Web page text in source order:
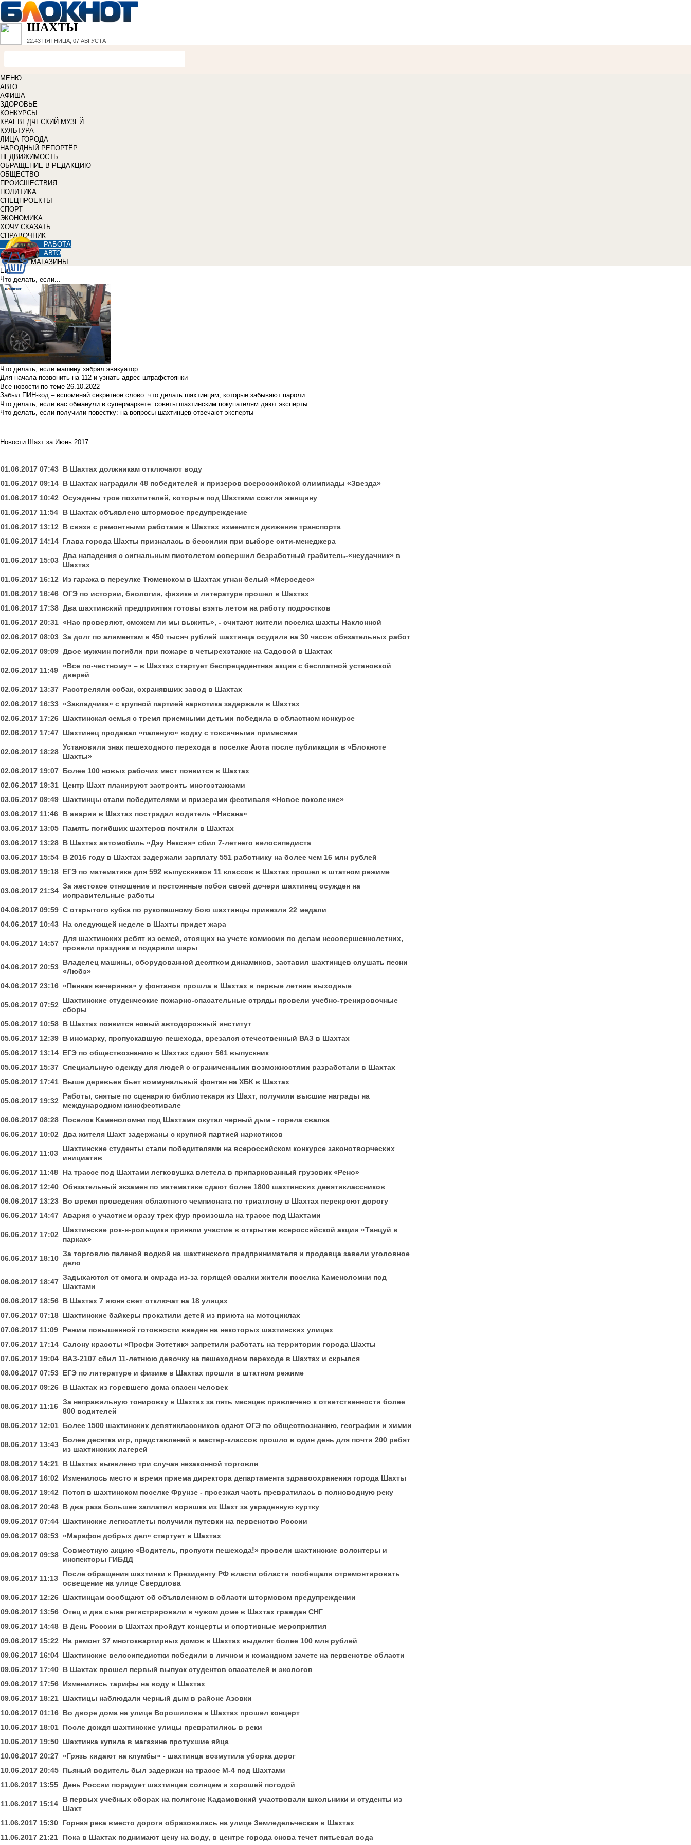
ШАХТЫ
22:43 ПЯТНИЦА, 07 АВГУСТА
МЕНЮ
АВТО
АФИША
ЗДОРОВЬЕ
КОНКУРСЫ
КРАЕВЕДЧЕСКИЙ МУЗЕЙ
КУЛЬТУРА
ЛИЦА ГОРОДА
НАРОДНЫЙ РЕПОРТЁР
НЕДВИЖИМОСТЬ
ОБРАЩЕНИЕ В РЕДАКЦИЮ
ОБЩЕСТВО
ПРОИСШЕСТВИЯ
ПОЛИТИКА
СПЕЦПРОЕКТЫ
СПОРТ
ЭКОНОМИКА
ХОЧУ СКАЗАТЬ
СПРАВОЧНИК
РАБОТА
АВТО
МАГАЗИНЫ
Еще
Что делать, если...
Что делать, если машину забрал эвакуатор
Для начала позвонить на 112 и узнать адрес штрафстоянки
Все новости по теме 26.10.2022
Забыл ПИН-код – вспоминай секретное слово: что делать шахтинцам, которые забывают пароли
Что делать, если вас обманули в супермаркете: советы шахтинским покупателям дают эксперты
Что делать, если получили повестку: на вопросы шахтинцев отвечают эксперты
Новости Шахт за Июнь 2017
01.06.2017 07:43 В Шахтах должникам отключают воду
01.06.2017 09:14 В Шахтах наградили 48 победителей и призеров всероссийской олимпиады «Звезда»
01.06.2017 10:42 Осуждены трое похитителей, которые под Шахтами сожгли женщину
01.06.2017 11:54
В Шахтах объявлено штормовое предупреждение
01.06.2017 13:12 В связи с ремонтными работами в Шахтах изменится движение транспорта
01.06.2017 14:14 Глава города Шахты призналась в бессилии при выборе сити-менеджера
01.06.2017 15:03
Два нападения с сигнальным пистолетом совершил безработный грабитель-«неудачник» в
Шахтах
01.06.2017 16:12 Из гаража в переулке Тюменском в Шахтах угнан белый «Мерседес»
01.06.2017 16:46 ОГЭ по истории, биологии, физике и литературе прошел в Шахтах
01.06.2017 17:38 Два шахтинский предприятия готовы взять летом на работу подростков
01.06.2017 20:31 «Нас проверяют, сможем ли мы выжить», - считают жители поселка шахты Наклонной
02.06.2017 08:03 За долг по алиментам в 450 тысяч рублей шахтинца осудили на 30 часов обязательных работ
02.06.2017 09:09 Двое мужчин погибли при пожаре в четырехэтажке на Садовой в Шахтах
02.06.2017 11:49
«Все по-честному» – в Шахтах стартует беспрецедентная акция с бесплатной установкой
дверей
02.06.2017 13:37 Расстреляли собак, охранявших завод в Шахтах
02.06.2017 16:33 «Закладчика» с крупной партией наркотика задержали в Шахтах
02.06.2017 17:26 Шахтинская семья с тремя приемными детьми победила в областном конкурсе
02.06.2017 17:47 Шахтинец продавал «паленую» водку с токсичными примесями
02.06.2017 18:28
Установили знак пешеходного перехода в поселке Аюта после публикации в «Блокноте
Шахты»
02.06.2017 19:07 Более 100 новых рабочих мест появится в Шахтах
02.06.2017 19:31 Центр Шахт планируют застроить многоэтажками
03.06.2017 09:49 Шахтинцы стали победителями и призерами фестиваля «Новое поколение»
03.06.2017 11:46
В аварии в Шахтах пострадал водитель «Нисана»
03.06.2017 13:05 Память погибших шахтеров почтили в Шахтах
03.06.2017 13:28 В Шахтах автомобиль «Дэу Нексия» сбил 7-летнего велосипедиста
03.06.2017 15:54 В 2016 году в Шахтах задержали зарплату 551 работнику на более чем 16 млн рублей
03.06.2017 19:18 ЕГЭ по математике для 592 выпускников 11 классов в Шахтах прошел в штатном режиме
03.06.2017 21:34
За жестокое отношение и постоянные побои своей дочери шахтинец осужден на
исправительные работы
04.06.2017 09:59 С открытого кубка по рукопашному бою шахтинцы привезли 22 медали
04.06.2017 10:43 На следующей неделе в Шахты придет жара
04.06.2017 14:57
Для шахтинских ребят из семей, стоящих на учете комиссии по делам несовершеннолетних,
провели праздник и подарили шары
04.06.2017 20:53
Владелец машины, оборудованной десятком динамиков, заставил шахтинцев слушать песни
«Любэ»
04.06.2017 23:16 «Пенная вечеринка» у фонтанов прошла в Шахтах в первые летние выходные
05.06.2017 07:52
Шахтинские студенческие пожарно-спасательные отряды провели учебно-тренировочные
сборы
05.06.2017 10:58 В Шахтах появится новый автодорожный институт
05.06.2017 12:39 В иномарку, пропускавшую пешехода, врезался отечественный ВАЗ в Шахтах
05.06.2017 13:14 ЕГЭ по обществознанию в Шахтах сдают 561 выпускник
05.06.2017 15:37 Специальную одежду для людей с ограниченными возможностями разработали в Шахтах
05.06.2017 17:41 Выше деревьев бьет коммунальный фонтан на ХБК в Шахтах
05.06.2017 19:32
Работы, снятые по сценарию библиотекаря из Шахт, получили высшие награды на
международном кинофестивале
06.06.2017 08:28 Поселок Каменоломни под Шахтами окутал черный дым - горела свалка
06.06.2017 10:02 Два жителя Шахт задержаны с крупной партией наркотиков
06.06.2017 11:03
Шахтинские студенты стали победителями на всероссийском конкурсе законотворческих
инициатив
06.06.2017 11:48
На трассе под Шахтами легковушка влетела в припаркованный грузовик «Рено»
06.06.2017 12:40 Обязательный экзамен по математике сдают более 1800 шахтинских девятиклассников
06.06.2017 13:23 Во время проведения областного чемпионата по триатлону в Шахтах перекроют дорогу
06.06.2017 14:47 Авария с участием сразу трех фур произошла на трассе под Шахтами
06.06.2017 17:02
Шахтинские рок-н-рольщики приняли участие в открытии всероссийской акции «Танцуй в
парках»
06.06.2017 18:10
За торговлю паленой водкой на шахтинского предпринимателя и продавца завели уголовное
дело
06.06.2017 18:47
Задыхаются от смога и смрада из-за горящей свалки жители поселка Каменоломни под
Шахтами
06.06.2017 18:56 В Шахтах 7 июня свет отключат на 18 улицах
07.06.2017 07:18 Шахтинские байкеры прокатили детей из приюта на мотоциклах
07.06.2017 11:09
Режим повышенной готовности введен на некоторых шахтинских улицах
07.06.2017 17:14 Салону красоты «Профи Эстетик» запретили работать на территории города Шахты
07.06.2017 19:04 ВАЗ-2107 сбил 11-летнюю девочку на пешеходном переходе в Шахтах и скрылся
08.06.2017 07:53 ЕГЭ по литературе и физике в Шахтах прошли в штатном режиме
08.06.2017 09:26 В Шахтах из горевшего дома спасен человек
08.06.2017 11:16
За неправильную тонировку в Шахтах за пять месяцев привлечено к ответственности более
800 водителей
08.06.2017 12:01 Более 1500 шахтинских девятиклассников сдают ОГЭ по обществознанию, географии и химии
08.06.2017 13:43
Более десятка игр, представлений и мастер-классов прошло в один день для почти 200 ребят
из шахтинских лагерей
08.06.2017 14:21 В Шахтах выявлено три случая незаконной торговли
08.06.2017 16:02 Изменилось место и время приема директора департамента здравоохранения города Шахты
08.06.2017 19:42 Потоп в шахтинском поселке Фрунзе - проезжая часть превратилась в полноводную реку
08.06.2017 20:48 В два раза большее заплатил воришка из Шахт за украденную куртку
09.06.2017 07:44 Шахтинские легкоатлеты получили путевки на первенство России
09.06.2017 08:53 «Марафон добрых дел» стартует в Шахтах
09.06.2017 09:38
Совместную акцию «Водитель, пропусти пешехода!» провели шахтинские волонтеры и
инспекторы ГИБДД
09.06.2017 11:13
После обращения шахтинки к Президенту РФ власти области пообещали отремонтировать
освещение на улице Свердлова
09.06.2017 12:26 Шахтинцам сообщают об объявленном в области штормовом предупреждении
09.06.2017 13:56 Отец и два сына регистрировали в чужом доме в Шахтах граждан СНГ
09.06.2017 14:48 В День России в Шахтах пройдут концерты и спортивные мероприятия
09.06.2017 15:22 На ремонт 37 многоквартирных домов в Шахтах выделят более 100 млн рублей
09.06.2017 16:04 Шахтинские велосипедистки победили в личном и командном зачете на первенстве области
09.06.2017 17:40 В Шахтах прошел первый выпуск студентов спасателей и экологов
09.06.2017 17:56 Изменились тарифы на воду в Шахтах
09.06.2017 18:21 Шахтицы наблюдали черный дым в районе Азовки
10.06.2017 01:16 Во дворе дома на улице Ворошилова в Шахтах прошел концерт
10.06.2017 18:01 После дождя шахтинские улицы превратились в реки
10.06.2017 19:50 Шахтинка купила в магазине протухшие яйца
10.06.2017 20:27 «Грязь кидают на клумбы» - шахтинца возмутила уборка дорог
10.06.2017 20:45 Пьяный водитель был задержан на трассе М-4 под Шахтами
11.06.2017 13:55 День России порадует шахтинцев солнцем и хорошей погодой
11.06.2017 15:14
В первых учебных сборах на полигоне Кадамовский участвовали школьники и студенты из
Шахт
11.06.2017 15:30
Горная река вместо дороги образовалась на улице Земледельческая в Шахтах
11.06.2017 21:21
Пока в Шахтах поднимают цену на воду, в центре города снова течет питьевая вода